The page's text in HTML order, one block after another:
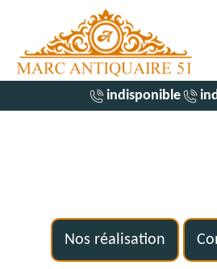
indisponible
Nos réalisation